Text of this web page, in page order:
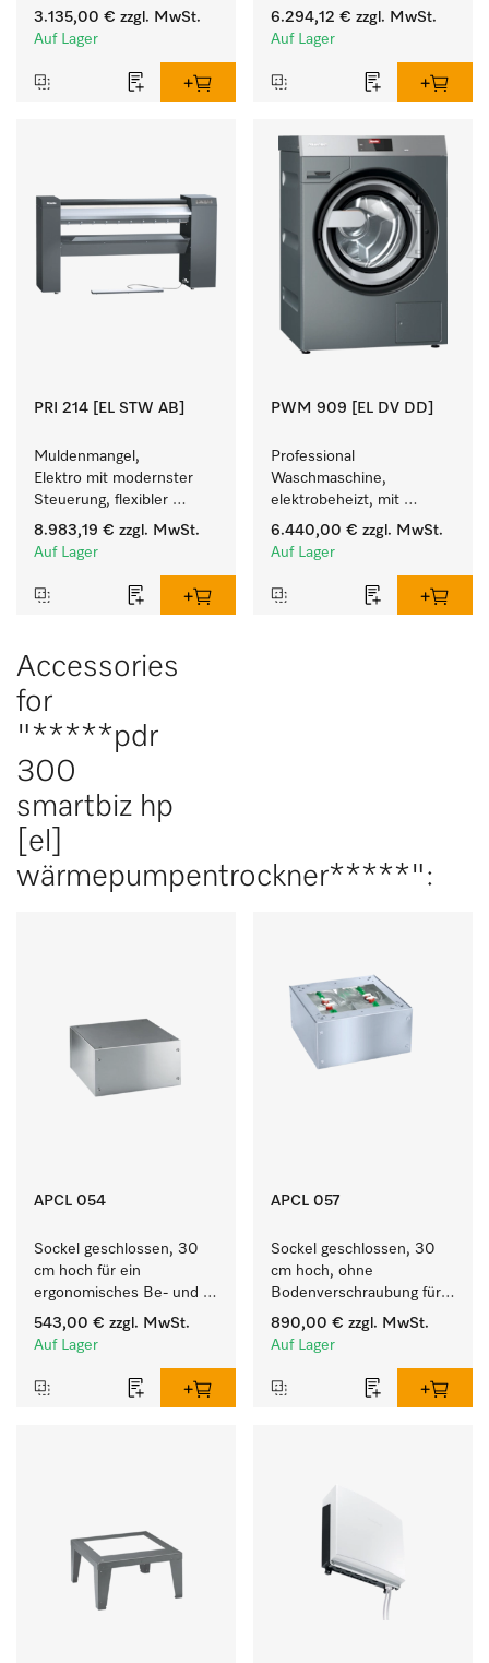
Ablaufpumpe und einer
kürzesten Laufzeit von
Wäschedurchsatz.
3.135,00 € zzgl. MwSt.
Auf Lager
6.294,12 € zzgl. MwSt.
Auf Lager
PRI 214 [EL STW AB]
Muldenmangel,
Elektro mit modernster
Steuerung, flexibler
Bedienhöhe und
Ablagestange.
8.983,19 € zzgl. MwSt.
Auf Lager
PWM 909 [EL DV DD]
Professional
Waschmaschine,
elektrobeheizt, mit
Ablaufventil und
Waschmitteleinspülkasten,
programmierbar.
6.440,00 € zzgl. MwSt.
Auf Lager
Accessories
for
"*****pdr
300
smartbiz hp
[el]
wärmepumpentrockner*****":
APCL 054
Sockel geschlossen, 30
cm hoch für ein
ergonomisches Be- und
Entladen von
Waschmaschine und
543,00 € zzgl. MwSt.
Auf Lager
APCL 057
Sockel geschlossen, 30
cm hoch, ohne
Bodenverschraubung für
ein ergonomisches Be-
und Entladen von
Trockner.
890,00 € zzgl. MwSt.
Auf Lager